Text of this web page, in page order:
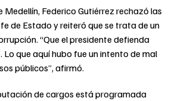
Medellín, Federico Gutiérrez rechazó las
de Estado y reiteró que se trata de un
“Que el presidente defienda
que aquí hubo fue un intento de mal
públicos”, afirmó.
de cargos está programada